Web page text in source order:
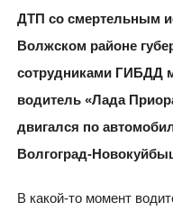
ДТП со смертельным
Волжском районе
сотрудниками ГИБДД
водитель «Лада
двигался по
Волгоград-
В какой-то момент